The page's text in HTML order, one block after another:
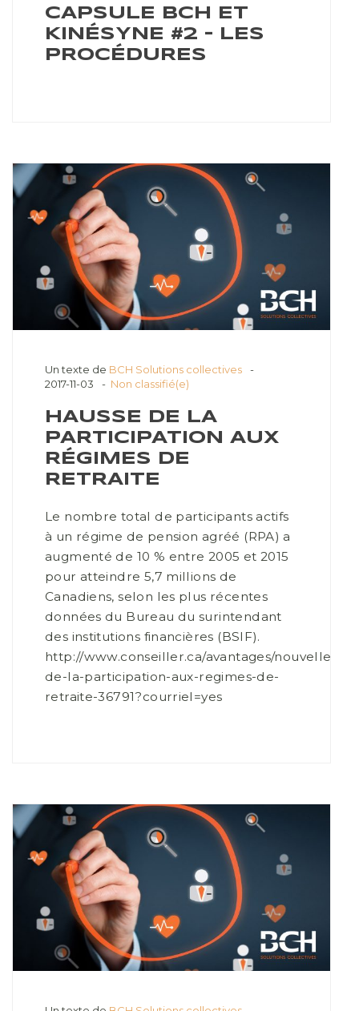
CAPSULE BCH ET
KINÉSYNE #2 – LES
PROCÉDURES
Un texte de BCH Solutions collectives
2017-11-03
Non classifié(e)
HAUSSE DE LA
PARTICIPATION AUX
RÉGIMES DE
RETRAITE
Le nombre total de participants actifs
à un régime de pension agréé (RPA) a
augmenté de 10 % entre 2005 et 2015
pour atteindre 5,7 millions de
Canadiens, selon les plus récentes
données du Bureau du surintendant
des institutions financières (BSIF).
http://www.conseiller.ca/avantages/nouvelles/
de-la-participation-aux-regimes-de-
retraite-36791?courriel=yes